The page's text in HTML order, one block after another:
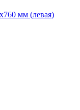
мм (левая)